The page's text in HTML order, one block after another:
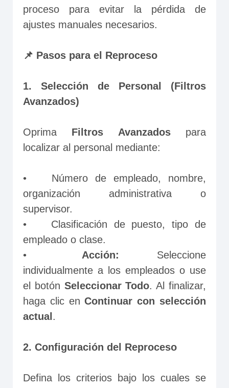
proceso para evitar la pérdida de
ajustes manuales necesarios.
📌 Pasos para el Reproceso
1. Selección de Personal (Filtros
Avanzados)
Oprima Filtros Avanzados para
localizar al personal mediante:
•	Número de empleado, nombre,
organización administrativa o
supervisor.
•	Clasificación de puesto, tipo de
empleado o clase.
Acción: Seleccione
individualmente a los empleados o use
el botón Seleccionar Todo. Al finalizar,
haga clic en Continuar con selección
actual .
2. Configuración del Reproceso
Defina los criterios bajo los cuales se